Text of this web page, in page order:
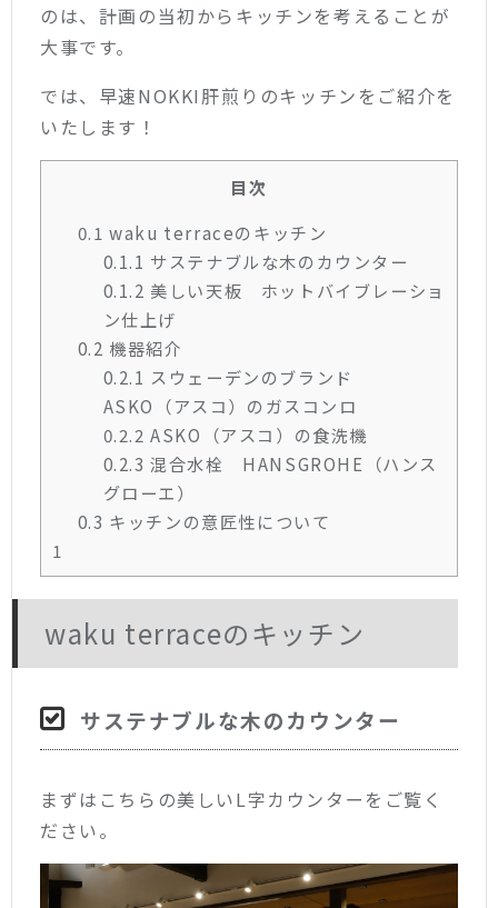
のは、計画の当初からキッチンを考えることが
大事です。
では、早速NOKKI肝煎りのキッチンをご紹介を
いたします！
目次
0.1 waku terraceのキッチン
0.1.1 サステナブルな木のカウンター
0.1.2 美しい天板 ホットバイブレーショ
ン仕上げ
0.2 機器紹介
0.2.1 スウェーデンのブランド
ASKO（アスコ）のガスコンロ
0.2.2 ASKO（アスコ）の食洗機
0.2.3 混合水栓 HANSGROHE（ハンス
グローエ）
0.3 キッチンの意匠性について
1
waku terraceのキッチン
サステナブルな木のカウンター
まずはこちらの美しいL字カウンターをご覧く
ださい。